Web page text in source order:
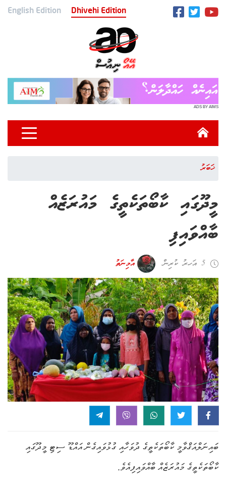
English Edition Dhivehi Edition
ADS BY AIMS
ޚަބަރު
މީދޫގައި ކާބޯތަކެތީގެ މައުރަޒެއް
ބާއްވައިފި
5 އަހރު ކުރިން އާމިނަތު
ބައިނަލްއަޤްވާމީ ކާބޯތަކެތީގެ ދުވަހާއި ގުޅުވައިގެން އައްޑޫ ސިޓި މީދޫގައި
ކާބޯތަކެތީގެ މައުރަޒެއް ބާއްވައިފިއެވެ.